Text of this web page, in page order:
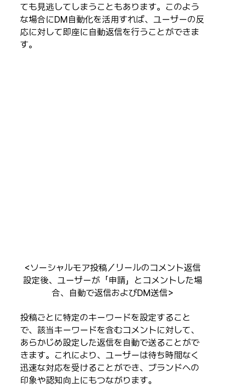
ても見逃してしまうこともあります。このよう
な場合にDM自動化を活用すれば、ユーザーの反
応に対して即座に自動返信を行うことができま
す。
<ソーシャルモア投稿／リールのコメント返信
設定後、ユーザーが「申請」とコメントした場
合、自動で返信およびDM送信>
投稿ごとに特定のキーワードを設定すること
で、該当キーワードを含むコメントに対して、
あらかじめ設定した返信を自動で送ることがで
きます。これにより、ユーザーは待ち時間なく
迅速な対応を受けることができ、ブランドへの
印象や認知向上にもつながります。